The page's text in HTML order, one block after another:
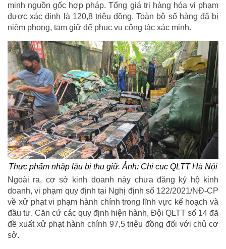
minh nguồn gốc hợp pháp. Tổng giá trị hàng hóa vi phạm
được xác định là 120,8 triệu đồng. Toàn bộ số hàng đã bị
niêm phong, tạm giữ để phục vụ công tác xác minh.
Thực phẩm nhập lậu bị thu giữ. Ảnh: Chi cục QLTT Hà Nội
Ngoài ra, cơ sở kinh doanh này chưa đăng ký hộ kinh
doanh, vi phạm quy định tại Nghị định số 122/2021/NĐ-CP
về xử phạt vi phạm hành chính trong lĩnh vực kế hoạch và
đầu tư. Căn cứ các quy định hiện hành, Đội QLTT số 14 đã
đề xuất xử phạt hành chính 97,5 triệu đồng đối với chủ cơ
sở.